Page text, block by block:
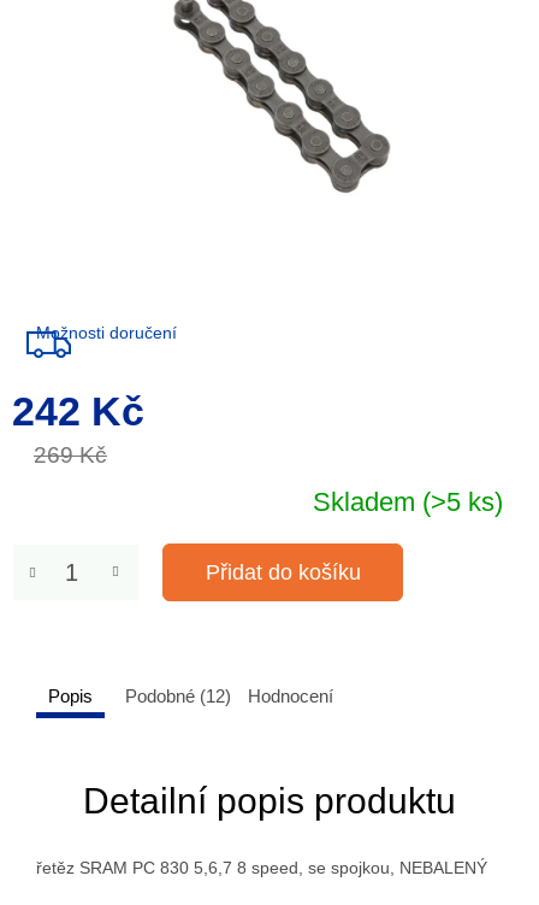
269 Kč
242 Kč
Měrná
cena:
Skladem (>5 ks)
Možnosti doručení
Přidat do košíku
Popis Podobné (12) Hodnocení
Detailní popis produktu
řetěz SRAM PC 830 5,6,7 8 speed, se spojkou, NEBALENÝ